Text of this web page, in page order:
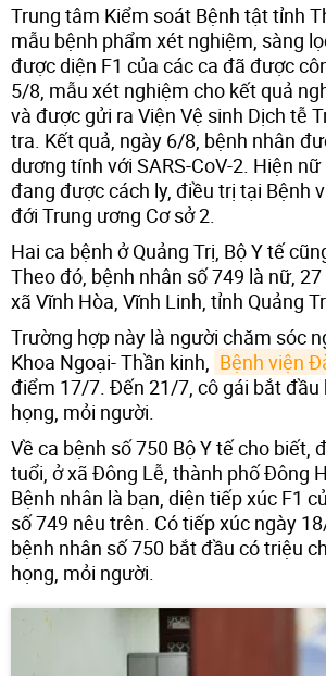
Trung tâm Kiểm soát Bệnh tật tỉnh
mẫu bệnh phẩm xét nghiệm, sàng
được diện F1 của các ca đã được
5/8, mẫu xét nghiệm cho kết quả
và được gửi ra Viện Vệ sinh Dịch tễ
tra. Kết quả, ngày 6/8, bệnh nhân
dương tính với SARS-CoV-2. Hiện
đang được cách ly, điều trị tại Bệnh
đới Trung ương Cơ sở 2.
Hai ca bệnh ở Quảng Trị, Bộ Y tế
Theo đó, bệnh nhân số 749 là nữ,
xã Vĩnh Hòa, Vĩnh Linh, tỉnh Quảng
Trường hợp này là người chăm sóc
Khoa Ngoại- Thần kinh, Bệnh viện
điểm 17/7. Đến 21/7, cô gái bắt đầu
họng, mỏi người.
Về ca bệnh số 750 Bộ Y tế cho biết,
tuổi, ở xã Đông Lễ, thành phố Đông
Bệnh nhân là bạn, diện tiếp xúc F1
số 749 nêu trên. Có tiếp xúc ngày
bệnh nhân số 750 bắt đầu có triệu
họng, mỏi người.